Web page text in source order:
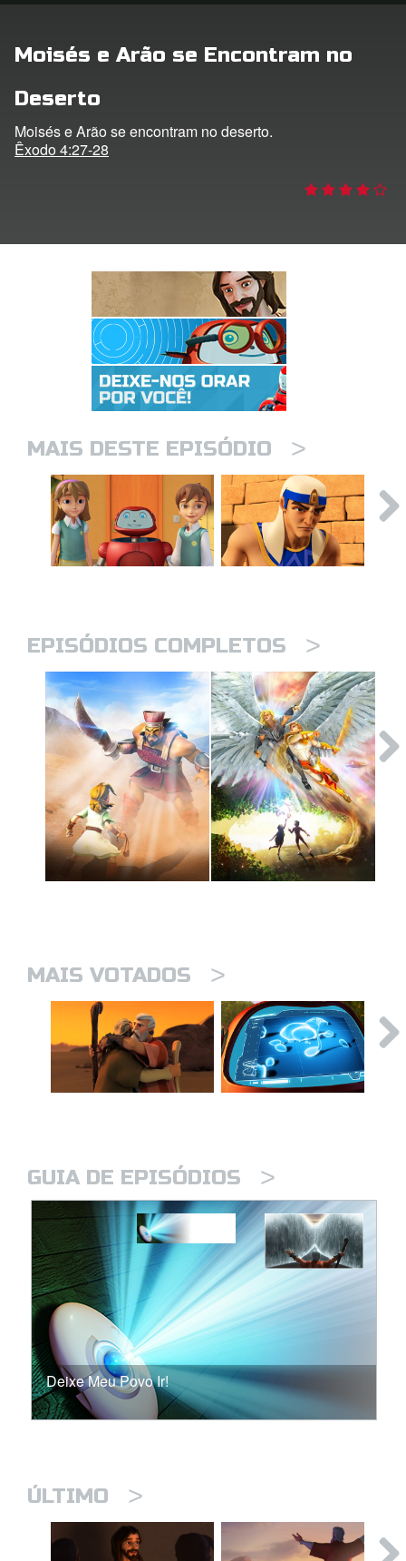
Moisés e Arão se Encontram no
Deserto
Moisés e Arão se encontram no deserto.
Êxodo 4:27-28
MAIS DESTE EPISÓDIO >
EPISÓDIOS COMPLETOS >
MAIS VOTADOS >
GUIA DE EPISÓDIOS >
Deixe Meu Povo Ir!
ÚLTIMO >